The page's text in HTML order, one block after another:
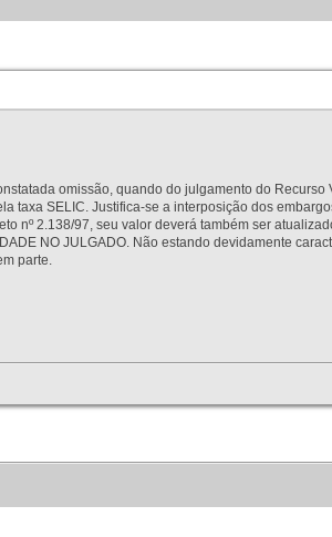
omissão, quando do julgamento do
taxa SELIC. Justifica-se a interposição dos
nº 2.138/97, seu valor deverá também ser
NO JULGADO. Não estando devidamente
parte.